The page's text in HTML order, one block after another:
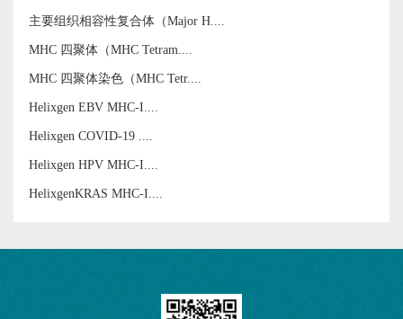
主要组织相容性复合体（Major H....
MHC 四聚体（MHC Tetram....
MHC 四聚体染色（MHC Tetr....
Helixgen EBV MHC-I....
Helixgen COVID-19 ....
Helixgen HPV MHC-I....
HelixgenKRAS MHC-I....